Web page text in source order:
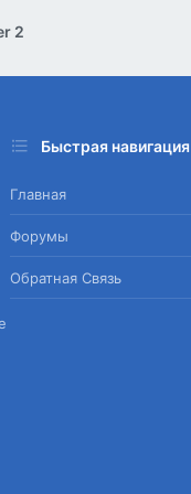
2
Быстрая навигация
Главная
Форумы
Обратная Связь